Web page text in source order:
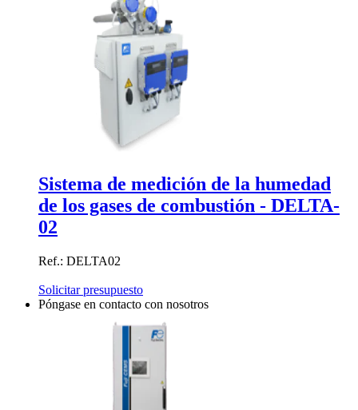
Sistema de medición de la humedad
de los gases de combustión - DELTA-
02
Ref.: DELTA02
Solicitar presupuesto
Póngase en contacto con nosotros